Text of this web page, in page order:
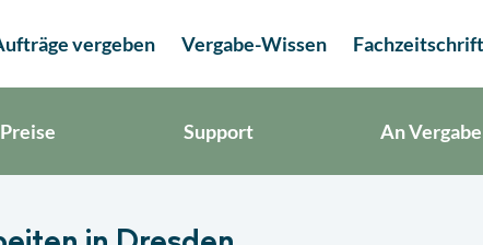
vergeben Vergabe-Wissen
Support An